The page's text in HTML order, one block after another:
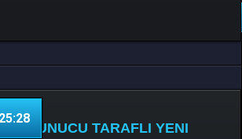
– SUNUCU TARAFLI YENI